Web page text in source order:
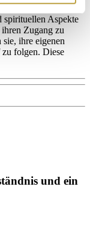
spirituellen Aspekte
Zugang zu
ihre eigenen
zu folgen. Diese
und ein